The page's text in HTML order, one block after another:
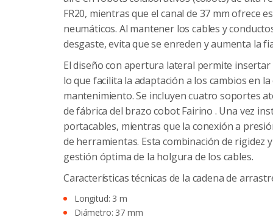
FR20, mientras que el canal de 37 mm ofrece
neumáticos. Al mantener los cables y
desgaste, evita que se enreden y aumenta la
El diseño con apertura lateral permite
lo que facilita la adaptación a los cambios en
mantenimiento. Se incluyen cuatro soportes
de fábrica del brazo cobot Fairino . Una vez
portacables, mientras que la conexión a
de herramientas. Esta combinación de
gestión óptima de la holgura de los cables.
Características técnicas de la cadena de
Longitud: 3 m
Diámetro: 37 mm